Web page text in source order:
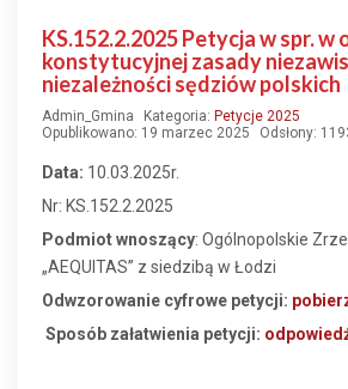
KS.152.2.2025 Petycja w spr. w
konstytucyjnej zasady
niezależności sędziów polskich
Admin_Gmina Kategoria: Petycje 2025
Opublikowano: 19 marzec 2025
Odsłony:
Data: 10.03.2025r.
Nr: KS.152.2.2025
Podmiot wnoszący: Ogólnopolskie
„AEQUITAS” z siedzibą w Łodzi
Odwzorowanie cyfrowe petycji:
Sposób załatwienia petycji: